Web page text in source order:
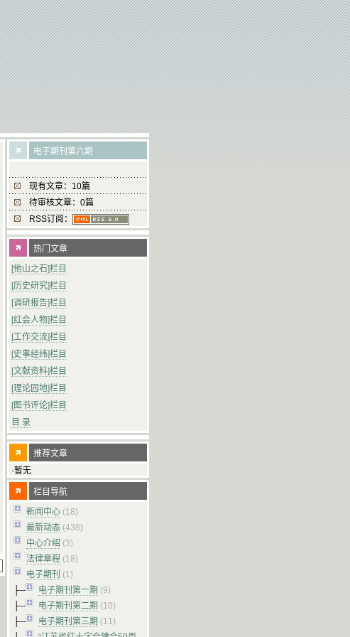
电子期刊第六期
现有文章：10篇
待审核文章：0篇
RSS订阅：
热门文章
[他山之石]栏目
[历史研究]栏目
[调研报告]栏目
[红会人物]栏目
[工作交流]栏目
[史事经纬]栏目
[文献资料]栏目
[理论园地]栏目
[图书评论]栏目
目 录
推荐文章
·暂无
栏目导航
新闻中心 (18)
最新动态 (438)
中心介绍 (3)
法律章程 (18)
电子期刊 (1)
├--
电子期刊第一期 (9)
├--
电子期刊第二期 (10)
├--
电子期刊第三期 (11)